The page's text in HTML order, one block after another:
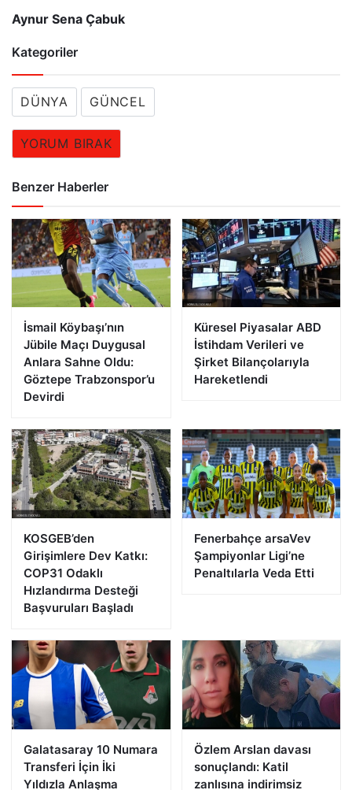
Aynur Sena Çabuk
Kategoriler
DÜNYA GÜNCEL
YORUM BIRAK
Benzer Haberler
İsmail Köybaşı’nın
Jübile Maçı Duygusal
Anlara Sahne Oldu:
Göztepe Trabzonspor’u
Devirdi
Küresel Piyasalar ABD
İstihdam Verileri ve
Şirket Bilançolarıyla
Hareketlendi
KOSGEB’den
Girişimlere Dev Katkı:
COP31 Odaklı
Hızlandırma Desteği
Başvuruları Başladı
Fenerbahçe arsaVev
Şampiyonlar Ligi’ne
Penaltılarla Veda Etti
Galatasaray 10 Numara
Transferi İçin İki
Yıldızla Anlaşma
Özlem Arslan davası
sonuçlandı: Katil
zanlısına indirimsiz